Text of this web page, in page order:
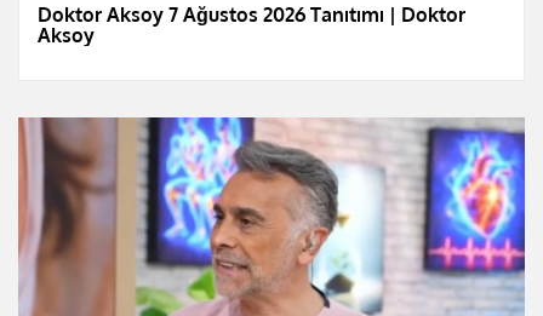
Doktor Aksoy 7 Ağustos 2026 Tanıtımı | Doktor
Aksoy